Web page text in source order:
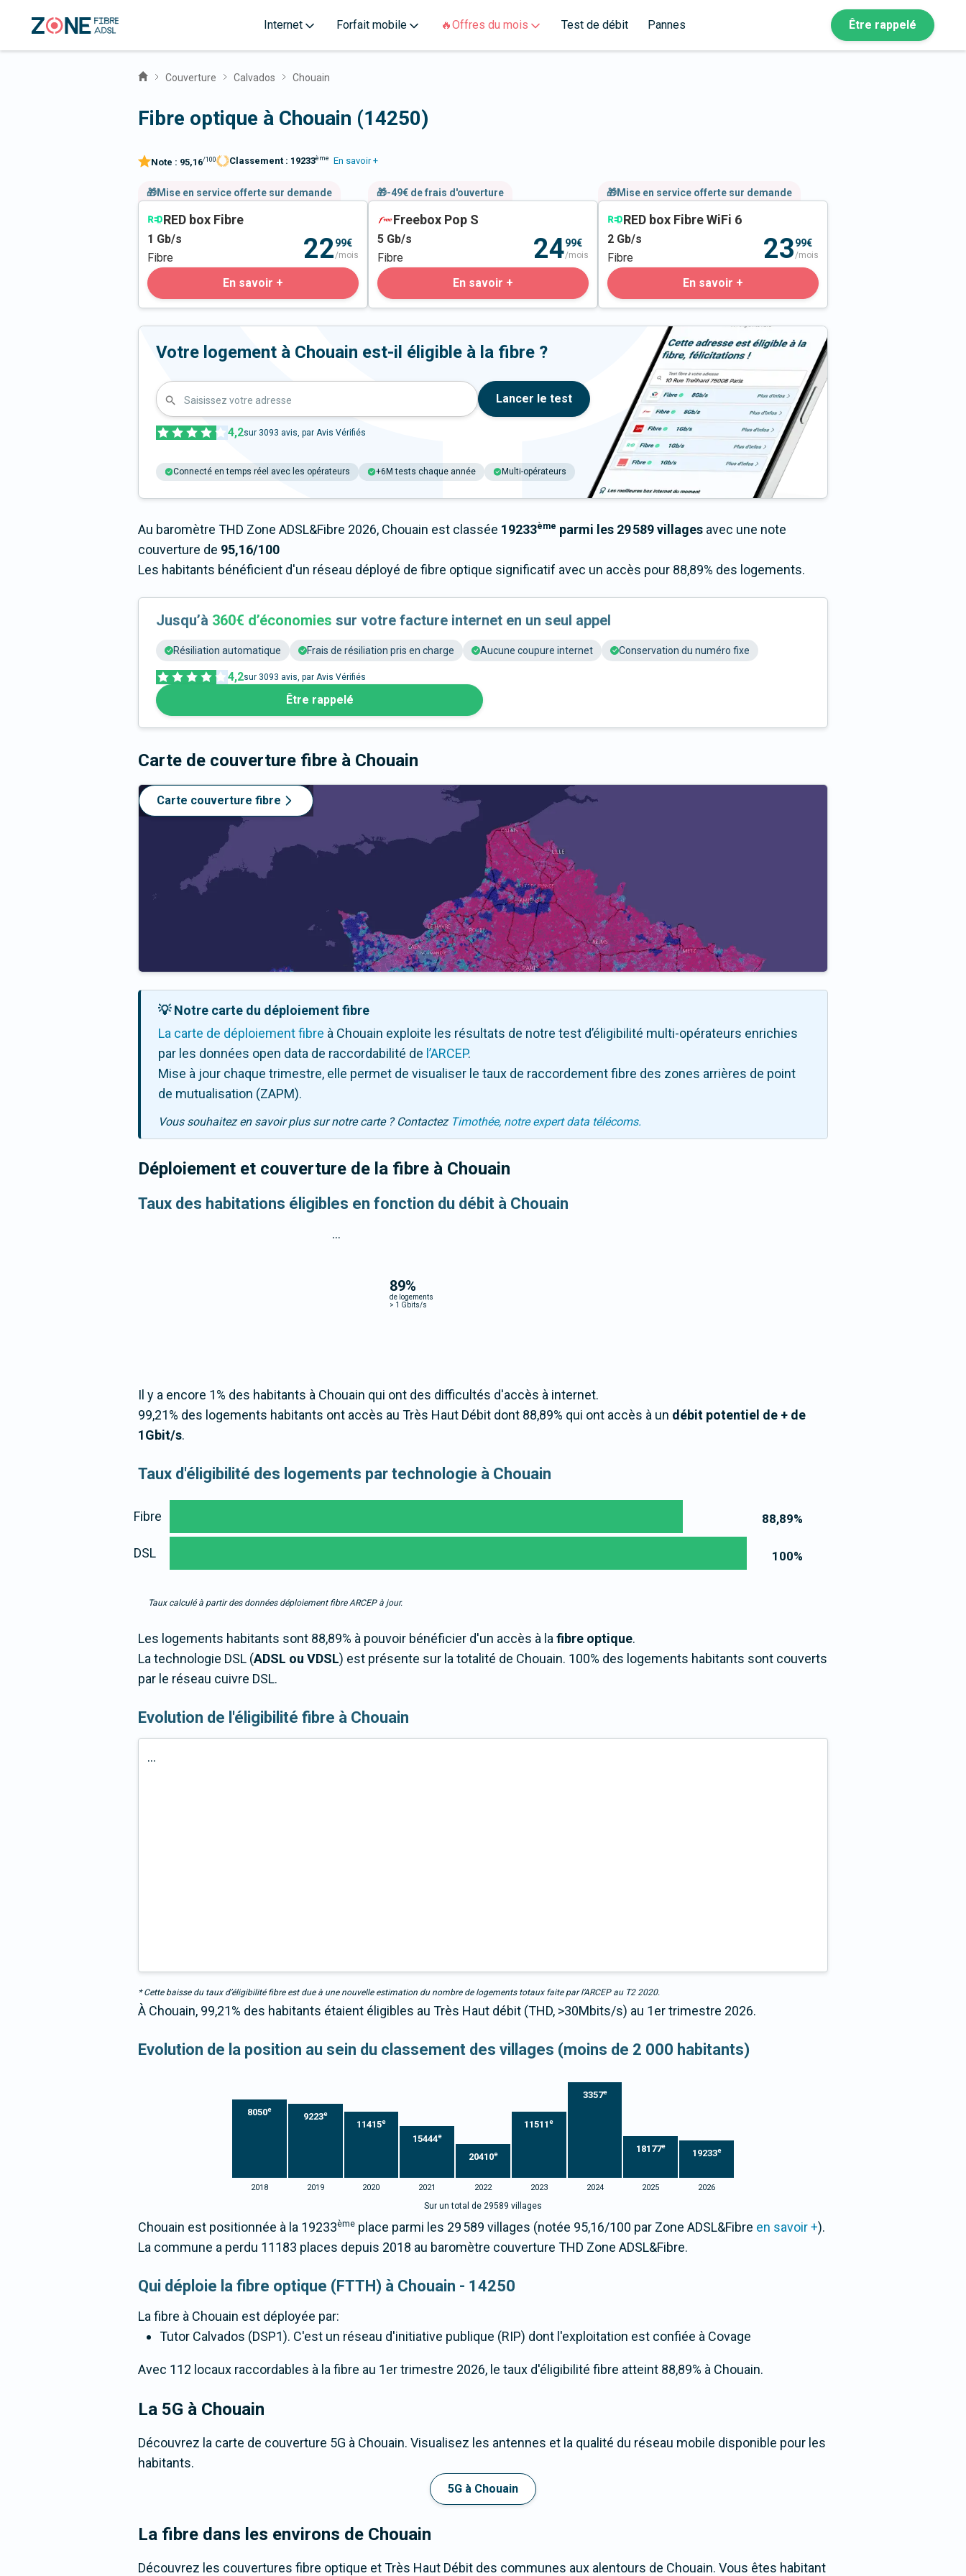
Internet Forfait mobile 🔥Offres du mois Test de débit Pannes Être rappelé
Couverture Calvados Chouain
Fibre optique à Chouain (14250)
Note : 95,16/100 Classement : 19233ème En savoir +
🎁Mise en service offerte sur demande
RED box Fibre
1 Gb/s
Fibre
2299€
/mois
En savoir +
🎁-49€ de frais d'ouverture
Freebox Pop S
5 Gb/s
Fibre
2499€
/mois
En savoir +
🎁Mise en service offerte sur demande
RED box Fibre WiFi 6
2 Gb/s
Fibre
2399€
/mois
En savoir +
Votre logement à Chouain est-il éligible à la fibre ?
Saisissez votre adresse Lancer le test
4,2sur 3093 avis, par Avis Vérifiés
Connecté en temps réel avec les opérateurs +6M tests chaque année Multi-opérateurs
Au baromètre THD Zone ADSL&Fibre 2026, Chouain est classée 19233ème parmi les 29 589 villages avec une note
couverture de 95,16/100
Les habitants bénéficient d'un réseau déployé de fibre optique significatif avec un accès pour 88,89% des logements.
Jusqu’à 360€ d’économies sur votre facture internet en un seul appel
Résiliation automatique Frais de résiliation pris en charge Aucune coupure internet Conservation du numéro fixe
4,2sur 3093 avis, par Avis Vérifiés
Être rappelé
Carte de couverture fibre à Chouain
Carte couverture fibre
💡 Notre carte du déploiement fibre
La carte de déploiement fibre à Chouain exploite les résultats de notre test d’éligibilité multi-opérateurs enrichies
par les données open data de raccordabilité de l’ARCEP.
Mise à jour chaque trimestre, elle permet de visualiser le taux de raccordement fibre des zones arrières de point
de mutualisation (ZAPM).
Vous souhaitez en savoir plus sur notre carte ? Contactez Timothée, notre expert data télécoms.
Déploiement et couverture de la fibre à Chouain
Taux des habitations éligibles en fonction du débit à Chouain
89%
de logements
> 1 Gbits/s
...
Il y a encore 1% des habitants à Chouain qui ont des difficultés d'accès à internet.
99,21% des logements habitants ont accès au Très Haut Débit dont 88,89% qui ont accès à un débit potentiel de + de
1Gbit/s.
Taux d'éligibilité des logements par technologie à Chouain
88,89%
100%
Fibre
DSL
Taux calculé à partir des données déploiement fibre ARCEP à jour.
Les logements habitants sont 88,89% à pouvoir bénéficier d'un accès à lafibre optique.
La technologie DSL (ADSL ou VDSL) est présente sur la totalité de Chouain. 100% des logements habitants sont couverts
par le réseau cuivre DSL.
Evolution de l'éligibilité fibre à Chouain
...
* Cette baisse du taux d’éligibilité fibre est due à une nouvelle estimation du nombre de logements totaux faite par l’ARCEP au T2 2020.
À Chouain, 99,21% des habitants étaient éligibles au Très Haut débit (THD, >30Mbits/s) au 1er trimestre 2026.
Evolution de la position au sein du classement des villages (moins de 2 000 habitants)
8050e
9223e
11415e
15444e
20410e
11511e
3357e
18177e
19233e
2018 2019 2020 2021 2022 2023 2024 2025 2026
Sur un total de 29589 villages
Chouain est positionnée à la 19233ème place parmi les 29 589 villages (notée 95,16/100 par Zone ADSL&Fibre en savoir +).
La commune a perdu 11183 places depuis 2018 au baromètre couverture THD Zone ADSL&Fibre.
Qui déploie la fibre optique (FTTH) à Chouain - 14250
La fibre à Chouain est déployée par:
Tutor Calvados (DSP1). C'est un réseau d'initiative publique (RIP) dont l'exploitation est confiée à Covage
Avec 112 locaux raccordables à la fibre au 1er trimestre 2026, le taux d'éligibilité fibre atteint 88,89% à Chouain.
La 5G à Chouain
Découvrez la carte de couverture 5G à Chouain. Visualisez les antennes et la qualité du réseau mobile disponible pour les
habitants.
5G à Chouain
La fibre dans les environs de Chouain
Découvrez les couvertures fibre optique et Très Haut Débit des communes aux alentours de Chouain. Vous êtes habitant